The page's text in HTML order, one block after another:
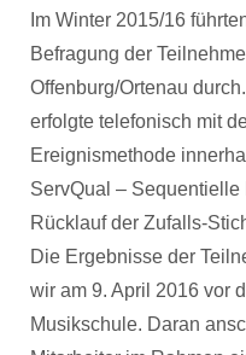
Im Winter 2015/16
Befragung der
Offenburg/Ortenau
erfolgte telefonisch mit
Ereignismethode
ServQual –
Rücklauf der Zufalls-
Die Ergebnisse der
wir am 9. April 2016 vor
Musikschule. Daran